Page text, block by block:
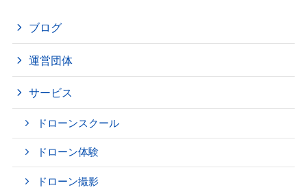
ブログ
運営団体
サービス
ドローンスクール
ドローン体験
ドローン撮影